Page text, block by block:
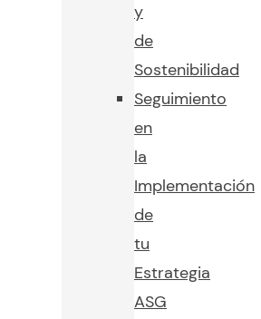
y
de
Sostenibilidad
Seguimiento
en
la
Implementación
de
tu
Estrategia
ASG